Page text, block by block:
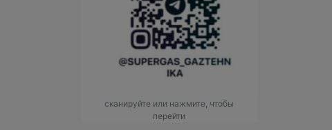
сканируйте или нажмите, чтобы
перейти